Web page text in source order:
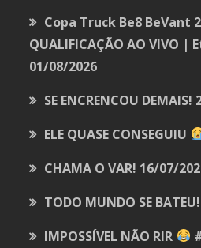
Copa Truck Be8 BeVant
QUALIFICAÇÃO AO VIVO |
01/08/2026
SE ENCRENCOU DEMAIS!
ELE QUASE CONSEGUIU
CHAMA O VAR! 16/07/
TODO MUNDO SE BATEU!
IMPOSSÍVEL NÃO RIR